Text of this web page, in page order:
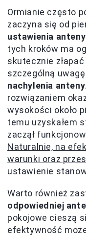
Ormianie często
zaczyna się od
ustawienia
tych kroków ma
skutecznie
szczególną
nachylenia anteny
rozwiązaniem
wysokości około
temu uzyskałem
zaczął
Naturalnie, na
warunki oraz
ustawienie
Warto również
odpowiedniej
pokojowe cieszą
efektywność